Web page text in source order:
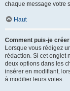
chaque message votre
Haut
Comment puis-je
Lorsque vous rédigez
rédaction. Si cet onglet
deux options dans les
insérer en modifiant,
à modifier leurs votes.